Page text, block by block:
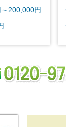
200,000円